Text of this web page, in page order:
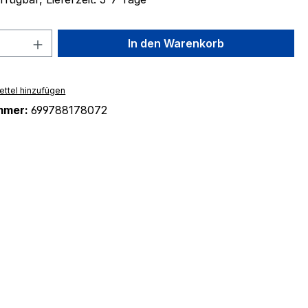
Anzahl: Gib den gewünschten Wert
In den Warenkorb
hinzufügen
699788178072